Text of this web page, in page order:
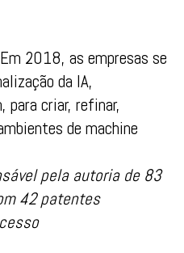
2018, as empresas se
da IA,
para criar, refinar,
de machine
pela autoria de 83
42 patentes